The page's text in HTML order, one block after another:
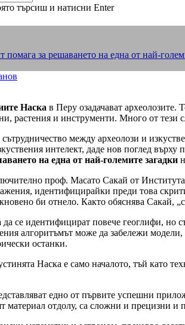
търсиш и натисни Enter
помага за решаването на една от най-
Наска в Перу озадачават
растения и инструменти. Много от
между археолози и
интелект, даде нов поглед
на една от най-големите загадки
проф. Масато Сакай от
идентифицирайки преди това
би отнело. Както обяснява Сакай,
се идентифицират повече геоглифи, но
алгоритъмът може да забележи модели,
останки.
Наска е само началото, тъй като
едно от първите успешни
материал отдолу, са сложни и прецизни и